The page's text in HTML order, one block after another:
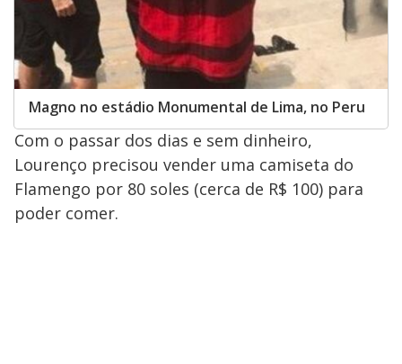
Magno no estádio Monumental de Lima, no Peru
Com o passar dos dias e sem dinheiro,
Lourenço precisou vender uma camiseta do
Flamengo por 80 soles (cerca de R$ 100) para
poder comer.